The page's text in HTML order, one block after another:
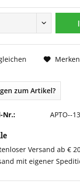
Merken
zum Artikel?
Nr.: APTO--
Versand ab €
mit eigener